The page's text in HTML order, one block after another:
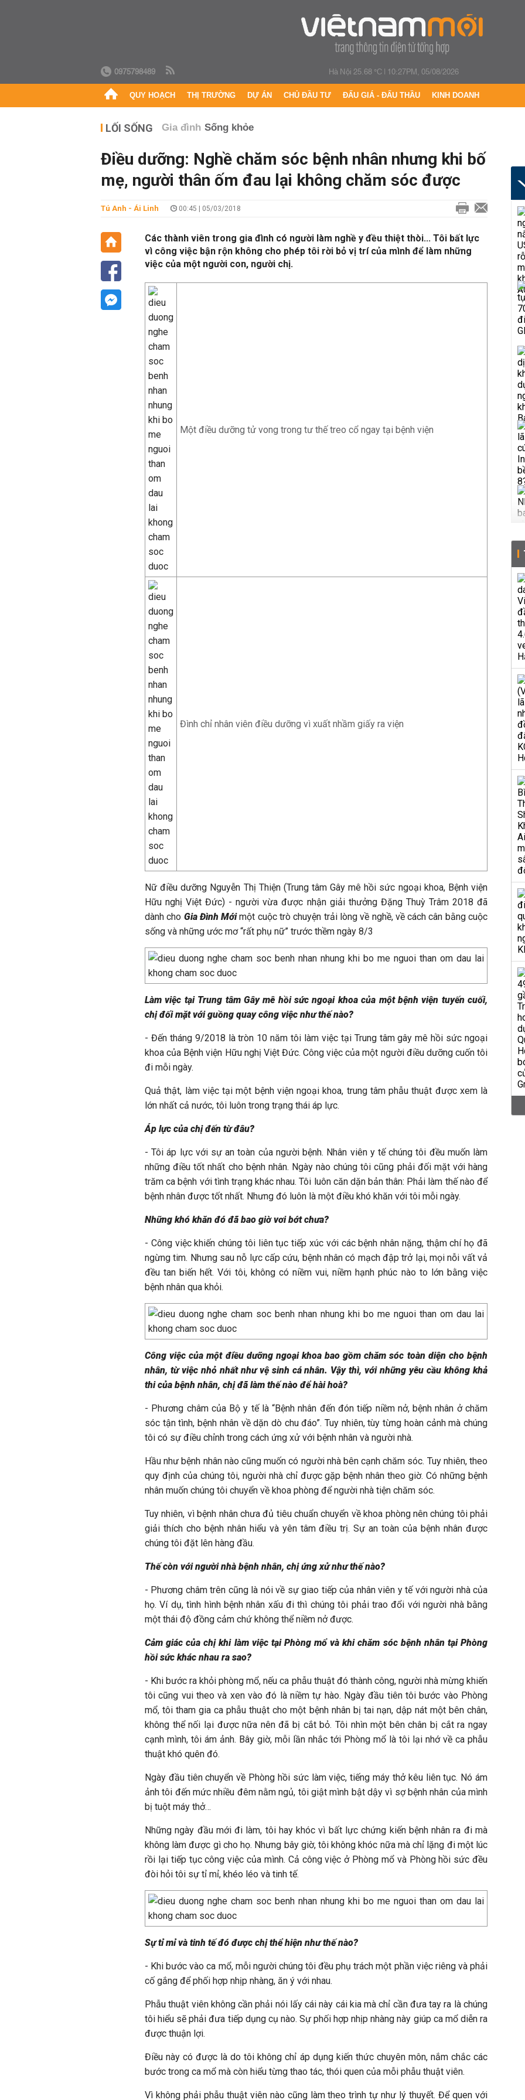
0975798489 Hà Nội 25.68 °C| 10:27PM, 05/08/2026
QUY HOẠCH THỊ TRƯỜNG DỰ ÁN CHỦ ĐẦU TƯ ĐẤU GIÁ - ĐẤU THẦU KINH DOANH
LỐI SỐNG Gia đình Sống khỏe
Điều dưỡng: Nghề chăm sóc bệnh nhân nhưng khi bố
mẹ, người thân ốm đau lại không chăm sóc được
Tú Anh - Ái Linh 00:45 | 05/03/2018
Các thành viên trong gia đình có người làm nghề y đều thiệt thòi... Tôi bất lực
vì công việc bận rộn không cho phép tôi rời bỏ vị trí của mình để làm những
việc của một người con, người chị.
Một điều dưỡng tử vong trong tư thế treo cổ ngay tại bệnh viện
Đình chỉ nhân viên điều dưỡng vì xuất nhầm giấy ra viện
Nữ điều dưỡng Nguyễn Thị Thiện (Trung tâm Gây mê hồi sức ngoại khoa, Bệnh viện
Hữu nghị Việt Đức) - người vừa được nhận giải thưởng Đặng Thuỳ Trâm 2018 đã
dành cho Gia Đình Mớimột cuộc trò chuyện trải lòng về nghề, về cách cân bằng cuộc
sống và những ước mơ “rất phụ nữ” trước thềm ngày 8/3
Làm việc tại Trung tâm Gây mê hồi sức ngoại khoa của một bệnh viện tuyến cuối,
chị đối mặt với guồng quay công việc như thế nào?
- Đến tháng 9/2018 là tròn 10 năm tôi làm việc tại Trung tâm gây mê hồi sức ngoại
khoa của Bệnh viện Hữu nghị Việt Đức. Công việc của một người điều dưỡng cuốn tôi
đi mỗi ngày.
Quả thật, làm việc tại một bệnh viện ngoại khoa, trung tâm phẫu thuật được xem là
lớn nhất cả nước, tôi luôn trong trạng thái áp lực.
Áp lực của chị đến từ đâu?
- Tôi áp lực với sự an toàn của người bệnh. Nhân viên y tế chúng tôi đều muốn làm
những điều tốt nhất cho bệnh nhân. Ngày nào chúng tôi cũng phải đối mặt với hàng
trăm ca bệnh với tình trạng khác nhau. Tôi luôn căn dặn bản thân: Phải làm thế nào để
bệnh nhân được tốt nhất. Nhưng đó luôn là một điều khó khăn với tôi mỗi ngày.
Những khó khăn đó đã bao giờ vơi bớt chưa?
- Công việc khiến chúng tôi liên tục tiếp xúc với các bệnh nhân nặng, thậm chí họ đã
ngừng tim. Nhưng sau nỗ lực cấp cứu, bệnh nhân có mạch đập trở lại, mọi nỗi vất vả
đều tan biến hết. Với tôi, không có niềm vui, niềm hạnh phúc nào to lớn bằng việc
bệnh nhân qua khỏi.
Công việc của một điều dưỡng ngoại khoa bao gồm chăm sóc toàn diện cho bệnh
nhân, từ việc nhỏ nhất như vệ sinh cá nhân. Vậy thì, với những yêu cầu không khả
thi của bệnh nhân, chị đã làm thế nào để hài hoà?
- Phương châm của Bộ y tế là “Bệnh nhân đến đón tiếp niềm nở, bệnh nhân ở chăm
sóc tận tình, bệnh nhân về dặn dò chu đáo”. Tuy nhiên, tùy từng hoàn cảnh mà chúng
tôi có sự điều chỉnh trong cách ứng xử với bệnh nhân và người nhà.
Hầu như bệnh nhân nào cũng muốn có người nhà bên cạnh chăm sóc. Tuy nhiên, theo
quy định của chúng tôi, người nhà chỉ được gặp bệnh nhân theo giờ. Có những bệnh
nhân muốn chúng tôi chuyển về khoa phòng để người nhà tiện chăm sóc.
Tuy nhiên, vì bệnh nhân chưa đủ tiêu chuẩn chuyển về khoa phòng nên chúng tôi phải
giải thích cho bệnh nhân hiểu và yên tâm điều trị. Sự an toàn của bệnh nhân được
chúng tôi đặt lên hàng đầu.
Thế còn với người nhà bệnh nhân, chị ứng xử như thế nào?
- Phương châm trên cũng là nói về sự giao tiếp của nhân viên y tế với người nhà của
họ. Ví dụ, tình hình bệnh nhân xấu đi thì chúng tôi phải trao đổi với người nhà bằng
một thái độ đồng cảm chứ không thể niềm nở được.
Cảm giác của chị khi làm việc tại Phòng mổ và khi chăm sóc bệnh nhân tại Phòng
hồi sức khác nhau ra sao?
- Khi bước ra khỏi phòng mổ, nếu ca phẫu thuật đó thành công, người nhà mừng khiến
tôi cũng vui theo và xen vào đó là niềm tự hào. Ngày đầu tiên tôi bước vào Phòng
mổ, tôi tham gia ca phẫu thuật cho một bệnh nhân bị tai nạn, dập nát một bên chân,
không thể nối lại được nữa nên đã bị cắt bỏ. Tôi nhìn một bên chân bị cắt ra ngay
cạnh mình, tôi ám ảnh. Bây giờ, mỗi lần nhắc tới Phòng mổ là tôi lại nhớ về ca phẫu
thuật khó quên đó.
Ngày đầu tiên chuyển về Phòng hồi sức làm việc, tiếng máy thở kêu liên tục. Nó ám
ảnh tôi đến mức nhiều đêm nằm ngủ, tôi giật mình bật dậy vì sợ bệnh nhân của mình
bị tuột máy thở…
Những ngày đầu mới đi làm, tôi hay khóc vì bất lực chứng kiến bệnh nhân ra đi mà
không làm được gì cho họ. Nhưng bây giờ, tôi không khóc nữa mà chỉ lặng đi một lúc
rồi lại tiếp tục công việc của mình. Cả công việc ở Phòng mổ và Phòng hồi sức đều
đòi hỏi tôi sự tỉ mỉ, khéo léo và tinh tế.
Sự tỉ mỉ và tinh tế đó được chị thể hiện như thế nào?
- Khi bước vào ca mổ, mỗi người chúng tôi đều phụ trách một phần việc riêng và phải
cố gắng để phối hợp nhịp nhàng, ăn ý với nhau.
Phẫu thuật viên không cần phải nói lấy cái này cái kia mà chỉ cần đưa tay ra là chúng
tôi hiểu sẽ phải đưa tiếp dụng cụ nào. Sự phối hợp nhịp nhàng này giúp ca mổ diễn ra
được thuận lợi.
Điều này có được là do tôi không chỉ áp dụng kiến thức chuyên môn, nắm chắc các
bước trong ca mổ mà còn hiểu từng thao tác, thói quen của mỗi phẫu thuật viên.
Vì không phải phẫu thuật viên nào cũng làm theo trình tự như lý thuyết. Để quen với